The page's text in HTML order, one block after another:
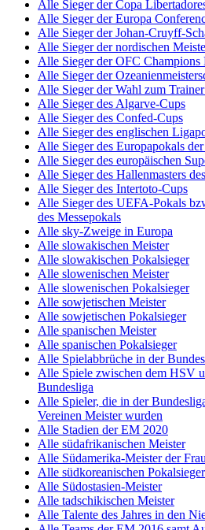
Alle Sieger der Copa
Alle Sieger der Europa
Alle Sieger der Johan-Cruyff-
Alle Sieger der nordischen
Alle Sieger der OFC Champions
Alle Sieger der
Alle Sieger der Wahl zum
Alle Sieger des Algarve-Cups
Alle Sieger des Confed-Cups
Alle Sieger des englischen
Alle Sieger des Europapokals
Alle Sieger des europäischen
Alle Sieger des Hallenmasters
Alle Sieger des Intertoto-Cups
Alle Sieger des UEFA-Pokals
des Messepokals
Alle sky-Zweige in Europa
Alle slowakischen Meister
Alle slowakischen Pokalsieger
Alle slowenischen Meister
Alle slowenischen Pokalsieger
Alle sowjetischen Meister
Alle sowjetischen Pokalsieger
Alle spanischen Meister
Alle spanischen Pokalsieger
Alle Spielabbrüche in der
Alle Spiele zwischen dem HSV
Bundesliga
Alle Spieler, die in der
Vereinen Meister wurden
Alle Stadien der EM 2020
Alle südafrikanischen Meister
Alle Südamerika-Meister der
Alle südkoreanischen Pokalsieger
Alle Südostasien-Meister
Alle tadschikischen Meister
Alle Talente des Jahres in den